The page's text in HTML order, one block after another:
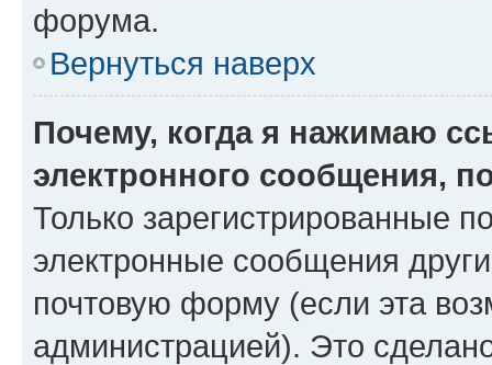
форума.
Вернуться наверх
Почему, когда я нажимаю
электронного сообщения,
Только зарегистрированные
электронные сообщения
почтовую форму (если эта
администрацией). Это